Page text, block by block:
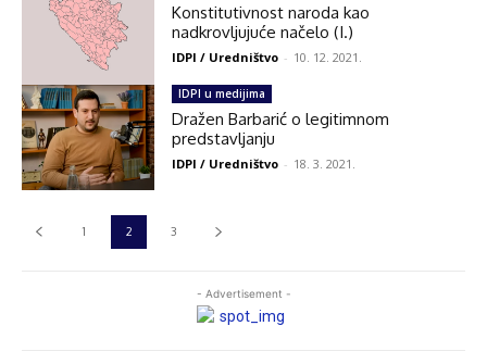
- Advertisement -
Konstitutivnost naroda kao
nadkrovljujuće načelo (I.)
IDPI / Uredništvo - 10. 12. 2021.
IDPI u medijima
Dražen Barbarić o legitimnom
predstavljanju
IDPI / Uredništvo - 18. 3. 2021.
1 2 3